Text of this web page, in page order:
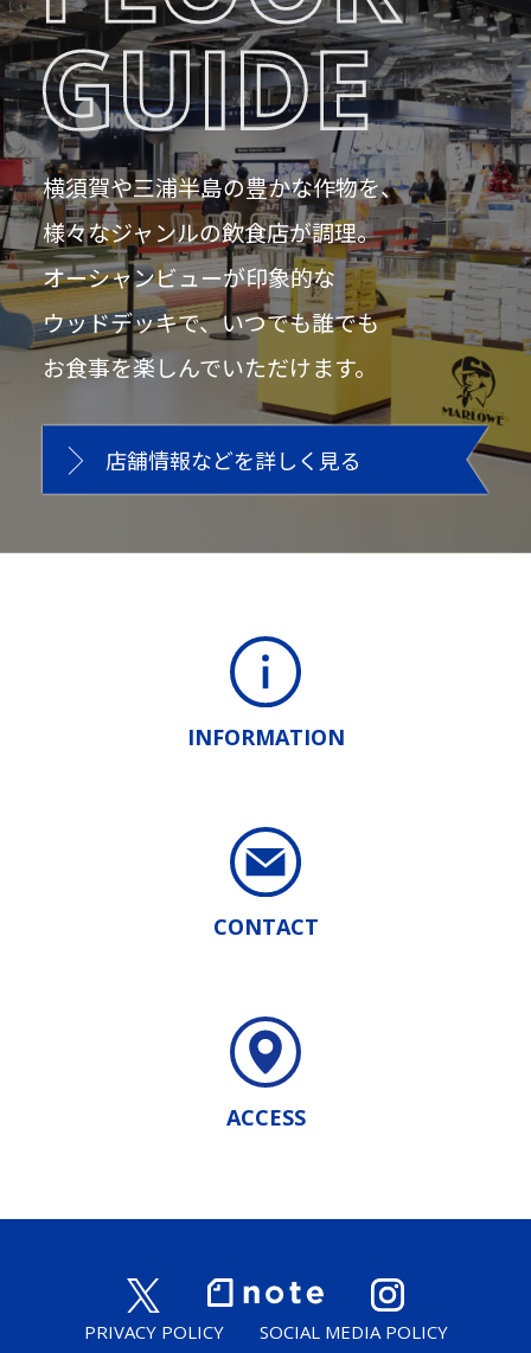
横須賀や三浦半島の豊かな作物を、
様々なジャンルの飲食店が調理。
オーシャンビューが印象的な
ウッドデッキで、いつでも誰でも
お食事を楽しんでいただけます。
店舗情報などを詳しく見る
INFORMATION
CONTACT
ACCESS
PRIVACY POLICY SOCIAL MEDIA POLICY